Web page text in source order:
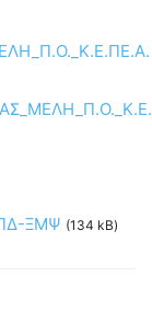
ΞΜΨ (134 kB)